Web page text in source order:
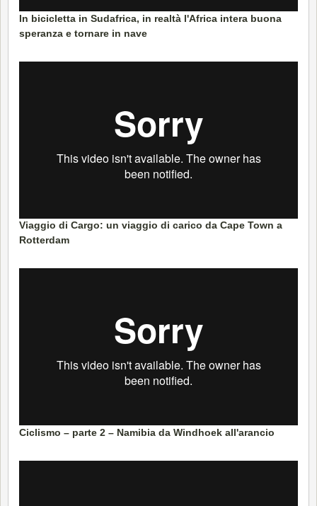
In bicicletta in Sudafrica, in realtà l'Africa intera buona
speranza e tornare in nave
Viaggio di Cargo: un viaggio di carico da Cape Town a
Rotterdam
Ciclismo – parte 2 – Namibia da Windhoek all'arancio